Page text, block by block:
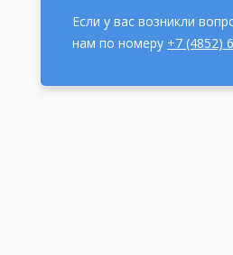
Если у вас возникли
нам по номеру +7 (4852)